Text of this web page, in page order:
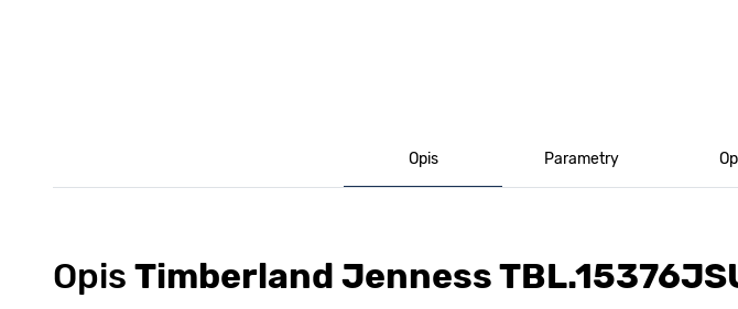
Opis Parametry
Opis Timberland Jenness